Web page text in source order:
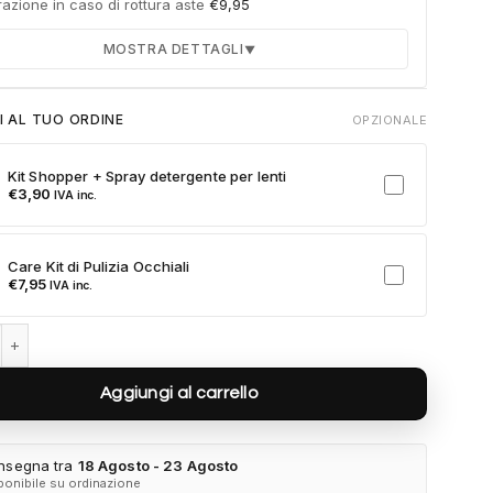
in caso di rottura aste €9,95
MOSTRA DETTAGLI ▼
originali e certificati del produttore
al tuo ordine.
AL TUO ORDINE OPZIONALE
Kit Shopper + Spray detergente per lenti
€3,90 IVA inc.
Care Kit di Pulizia Occhiali
€7,95 IVA inc.
Aggiungi al carrello
tra 18 Agosto - 23 Agosto
su ordinazione